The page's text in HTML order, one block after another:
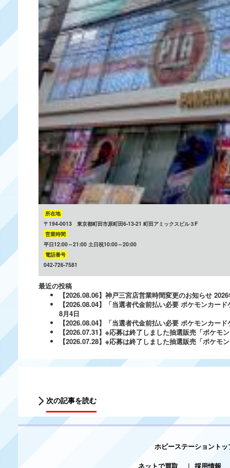
所在地
〒194-0013 東京都町田市原町田6-13-21 町田アミックスビル３F
営業時間
平日12:00～21:00 土日祝10:00～20:00
電話番号
042-726-7581
最近の投稿
【2026.08.06】神戸三宮店営業時間変更のお知らせ
【2026.08.04】「当選者代金前払い必要 ポケモンカー
8月4日
【2026.08.04】「当選者代金前払い必要 ポケモンカー
【2026.07.31】※応募は終了しました抽選販売「ポケ
【2026.07.28】※応募は終了しました抽選販売「ポケ
次の記事を読む
ホビーステーショントッ
ネットで買取
| 採用情報